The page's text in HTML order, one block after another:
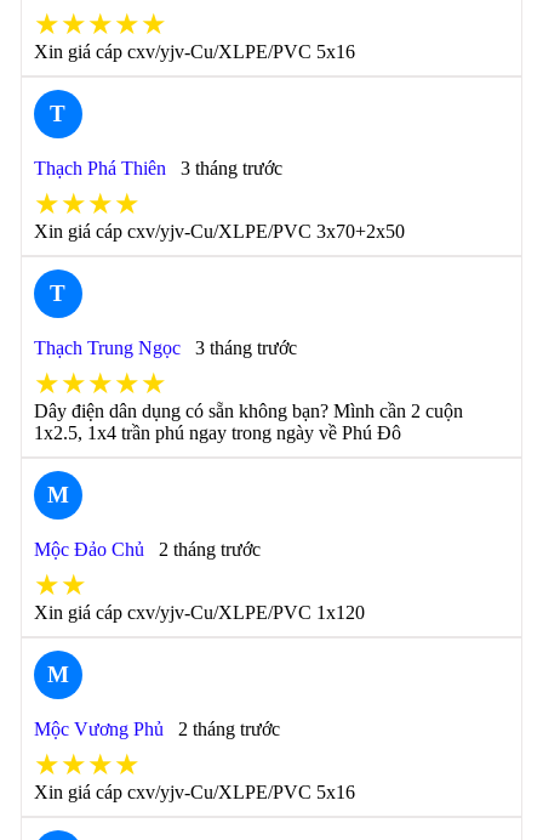
★★★★★
Xin giá cáp cxv/yjv-Cu/XLPE/PVC 5x16
T
Thạch Phá Thiên 3 tháng trước
★★★★
Xin giá cáp cxv/yjv-Cu/XLPE/PVC 3x70+2x50
T
Thạch Trung Ngọc 3 tháng trước
★★★★★
Dây điện dân dụng có sẵn không bạn? Mình cần 2 cuộn
1x2.5, 1x4 trần phú ngay trong ngày về Phú Đô
M
Mộc Đảo Chủ 2 tháng trước
★★
Xin giá cáp cxv/yjv-Cu/XLPE/PVC 1x120
M
Mộc Vương Phủ 2 tháng trước
★★★★
Xin giá cáp cxv/yjv-Cu/XLPE/PVC 5x16